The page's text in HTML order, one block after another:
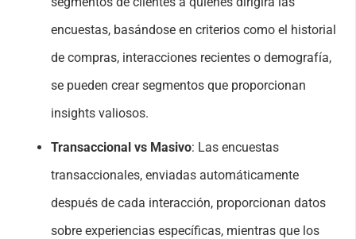
encuestas, basándose en criterios como el historial
de compras, interacciones recientes o demografía,
se pueden crear segmentos que proporcionan
insights valiosos.
Transaccional vs Masivo: Las encuestas
transaccionales, enviadas automáticamente
después de cada interacción, proporcionan datos
sobre experiencias específicas, mientras que los